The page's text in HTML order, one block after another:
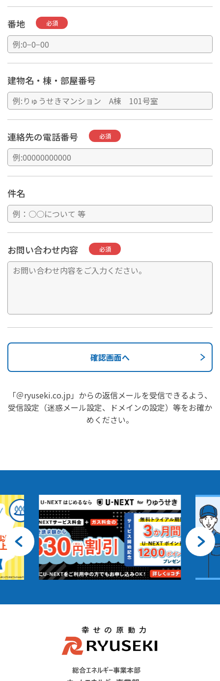
番地 必須
建物名・棟・部屋番号
連絡先の電話番号 必須
件名
お問い合わせ内容 必須
「＠ryuseki.co.jp」からの返信メールを受信できるよう、
受信設定（迷惑メール設定、ドメインの設定）等をお確か
めください。